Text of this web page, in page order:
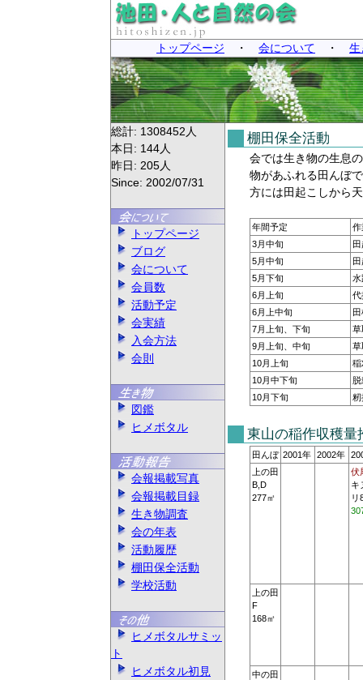
トップページ ・ 会について ・ 生
棚田保全活動
会では生き物の生息
物があふれる田んぼ
方には田起こしから
年間予定
作
3月中旬
5月中旬
5月下旬
水
6月上旬
代
6月上中旬
7月上旬、下旬
草
9月上旬、中旬
草
10月上旬
稲
10月中下旬
10月下旬
籾
東山の稲作収穫量
田んぼ 2001年 2002年
上の田
B,D
277㎡
伏
キ
リ
上の田
F
168㎡
中の田
総計: 1308452 人
本日: 144人
昨日: 205人
Since: 2002/07/31
トップページ
ブログ
会について
会員数
活動予定
会実績
入会方法
会則
図鑑
ヒメボタル
会報掲載写真
会報掲載目録
生き物調査
会の年表
活動履歴
棚田保全活動
学校活動
ヒメボタルサミッ
ト
ヒメボタル初見